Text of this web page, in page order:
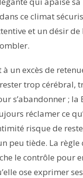
ce climat
et un désir
à un excès de
trop cérébral,
s’abandonner ; la
réclamer ce
risque de
peu tiède. La règle
le contrôle pour
ose exprimer